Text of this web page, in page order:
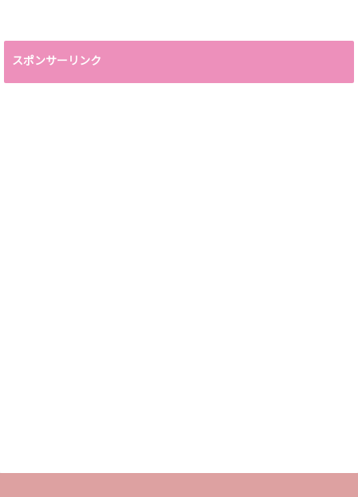
スポンサーリンク